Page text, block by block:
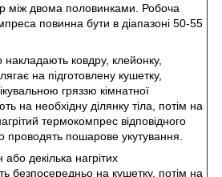
між двома половинками. Робоча
повинна бути в діапазоні 50-55
накладають ковдру, клейонку,
на підготовлену кушетку,
гряззю кімнатної
на необхідну ділянку тіла, потім на
термокомпрес відповідного
проводять пошарове укутування.
декілька нагрітих
безпосередньо на кушетку, потім на